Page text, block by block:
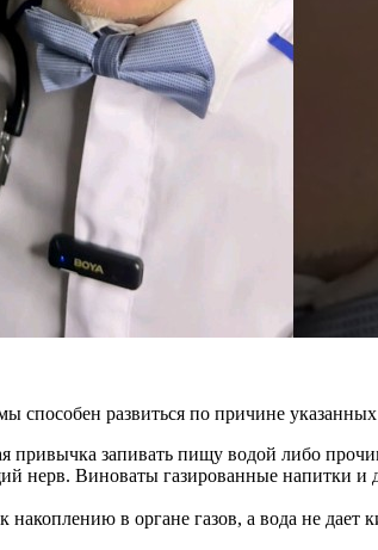
развиться по причине
привычка запивать пищу водой либо
нерв. Виноваты газированные напитки и
в органе газов, а вода не дает